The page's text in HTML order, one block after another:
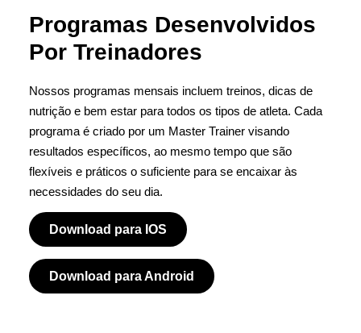
Programas Desenvolvidos
Por Treinadores
Nossos programas mensais incluem treinos, dicas de
nutrição e bem estar para todos os tipos de atleta. Cada
programa é criado por um Master Trainer visando
resultados específicos, ao mesmo tempo que são
flexíveis e práticos o suficiente para se encaixar às
necessidades do seu dia.
Download para IOS
Download para Android